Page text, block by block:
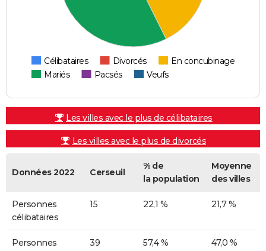
Célibataires Divorcés
En concubinage
Mariés
Pacsés Veufs
Les villes avec le plus de célibataires
Les villes avec le plus de divorcés
Données 2022 Cerseuil
% de
la population
Moyenne
des villes
Personnes
célibataires
15 22,1 % 21,7 %
Personnes
39 57,4 % 47,0 %